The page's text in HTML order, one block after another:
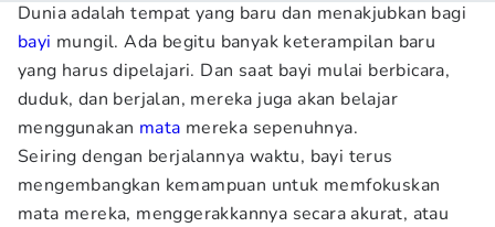
Dunia adalah tempat yang baru dan menakjubkan bagi
bayi mungil. Ada begitu banyak keterampilan baru
yang harus dipelajari. Dan saat bayi mulai berbicara,
duduk, dan berjalan, mereka juga akan belajar
menggunakan mata mereka sepenuhnya.
Seiring dengan berjalannya waktu, bayi terus
mengembangkan kemampuan untuk memfokuskan
mata mereka, menggerakkannya secara akurat, atau